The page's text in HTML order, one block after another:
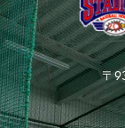
〒